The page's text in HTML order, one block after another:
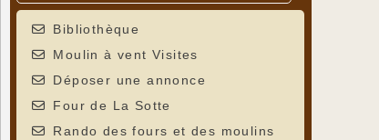
Bibliothèque
Moulin à vent Visites
Déposer une annonce
Four de La Sotte
Rando des fours et des moulins